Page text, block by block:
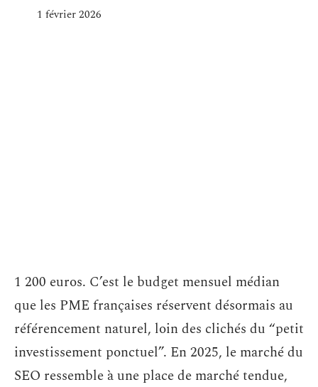
1 février 2026
1 200 euros. C’est le budget mensuel médian
que les PME françaises réservent désormais au
référencement naturel, loin des clichés du “petit
investissement ponctuel”. En 2025, le marché du
SEO ressemble à une place de marché tendue,